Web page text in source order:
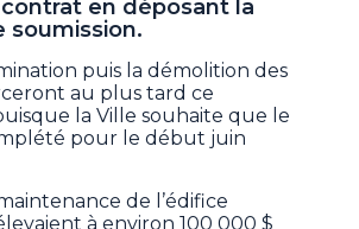
en déposant la
soumission.
puis la démolition des
au plus tard ce
la Ville souhaite que le
pour le début juin
de l’édifice
à environ 100 000 $